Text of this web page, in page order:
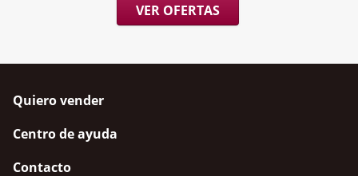
VER OFERTAS
Quiero vender
Centro de ayuda
Contacto